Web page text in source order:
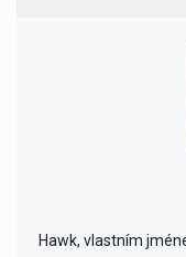
Hawk, vlastním